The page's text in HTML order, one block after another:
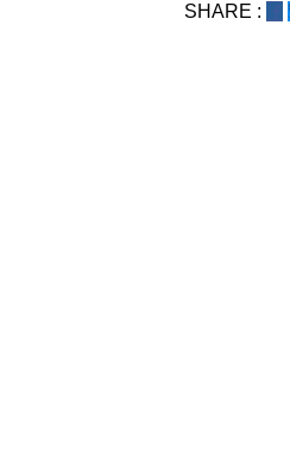
SHARE :